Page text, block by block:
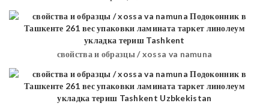
свойства и образцы / xossa va namuna